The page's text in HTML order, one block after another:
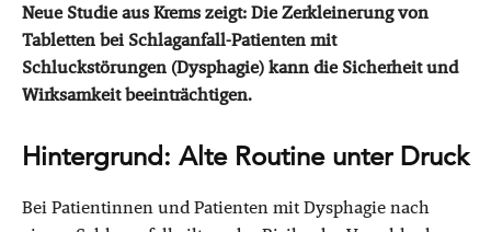
Neue Studie aus Krems zeigt: Die Zerkleinerung von
Tabletten bei Schlaganfall-Patienten mit
Schluckstörungen (Dysphagie) kann die Sicherheit und
Wirksamkeit beeinträchtigen.
Hintergrund: Alte Routine unter Druck
Bei Patientinnen und Patienten mit Dysphagie nach